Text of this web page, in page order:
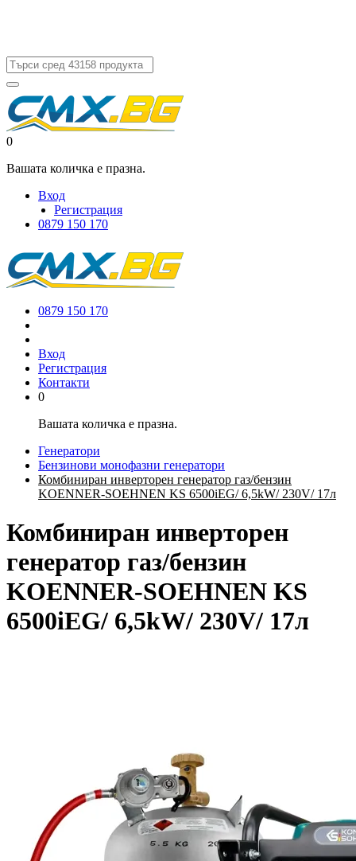
0
Вашата количка е празна.
Вход
Регистрация
0879 150 170
0879 150 170
Вход
Регистрация
Контакти
0
Вашата количка е празна.
Генератори
Бензинови монофазни генератори
Комбиниран инверторен генератор газ/бензин
KOENNER-SOEHNEN KS 6500iEG/ 6,5kW/ 230V/ 17л
Комбиниран инверторен
генератор газ/бензин
KOENNER-SOEHNEN KS
6500iEG/ 6,5kW/ 230V/ 17л